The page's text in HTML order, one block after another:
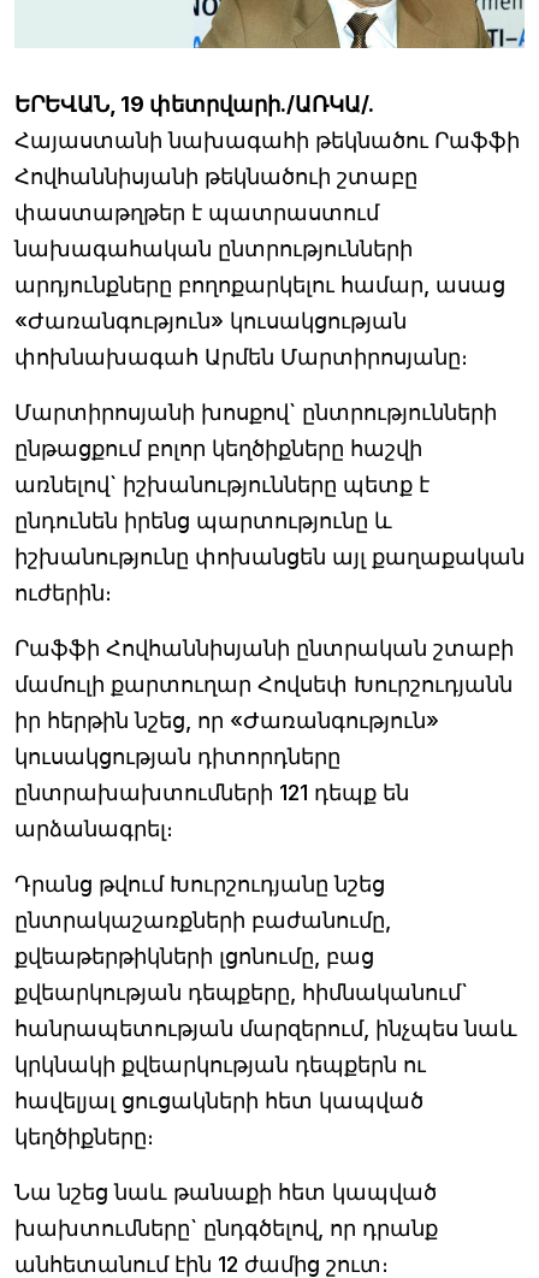
ԵՐԵՎԱՆ, 19 փետրվարի./ԱՌԿԱ/.
Հայաստանի նախագահի թեկնածու Րաֆֆի
Հովհաննիսյանի թեկնածուի շտաբը
փաստաթղթեր է պատրաստում
նախագահական ընտրությունների
արդյունքները բողոքարկելու համար, ասաց
«Ժառանգություն» կուսակցության
փոխնախագահ Արմեն Մարտիրոսյանը։
Մարտիրոսյանի խոսքով` ընտրությունների
ընթացքում բոլոր կեղծիքները հաշվի
առնելով` իշխանությունները պետք է
ընդունեն իրենց պարտությունը և
իշխանությունը փոխանցեն այլ քաղաքական
ուժերին։
Րաֆֆի Հովհաննիսյանի ընտրական շտաբի
մամուլի քարտուղար Հովսեփ Խուրշուդյանն
իր հերթին նշեց, որ «Ժառանգություն»
կուսակցության դիտորդները
ընտրախախտումների 121 դեպք են
արձանագրել։
Դրանց թվում Խուրշուդյանը նշեց
ընտրակաշառքների բաժանումը,
քվեաթերթիկների լցոնումը, բաց
քվեարկության դեպքերը, հիմնականում`
հանրապետության մարզերում, ինչպես նաև
կրկնակի քվեարկության դեպքերն ու
հավելյալ ցուցակների հետ կապված
կեղծիքները։
Նա նշեց նաև թանաքի հետ կապված
խախտումները` ընդգծելով, որ դրանք
անհետանում էին 12 ժամից շուտ։